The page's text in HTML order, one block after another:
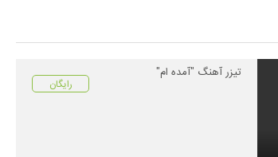
تیزر آهنگ "آمده ام"
رایگان